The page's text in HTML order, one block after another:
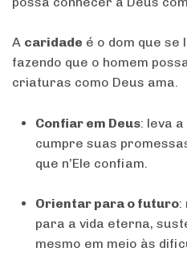
A caridade é o dom que se
fazendo que o homem
criaturas como Deus ama.
virtude
da
esperança
Confiar em Deus: leva
cumpre suas
que n’Ele confiam.
Orientar para o futuro:
para a vida eterna,
mesmo em meio às